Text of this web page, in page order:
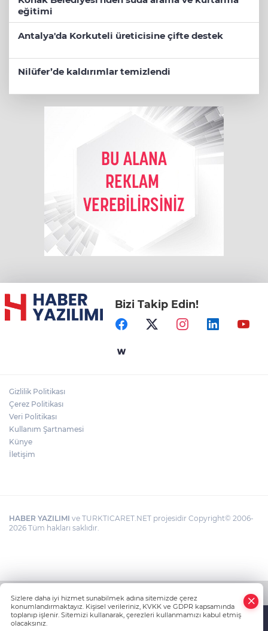
eğitimi
Antalya'da Korkuteli üreticisine çifte destek
Nilüfer’de kaldırımlar temizlendi
Bizi Takip Edin!
Gizlilik Politikası
Çerez Politikası
Veri Politikası
Kullanım Şartnamesi
Künye
İletişim
HABER YAZILIMI ve TURKTICARET.NET projesidir Copyright© 2006-
2026 Tüm hakları saklıdır.
Sizlere daha iyi hizmet sunabilmek adına sitemizde çerez
konumlandırmaktayız. Kişisel verileriniz, KVKK ve GDPR kapsamında
toplanıp işlenir. Sitemizi kullanarak, çerezleri kullanmamızı kabul etmiş
olacaksınız.